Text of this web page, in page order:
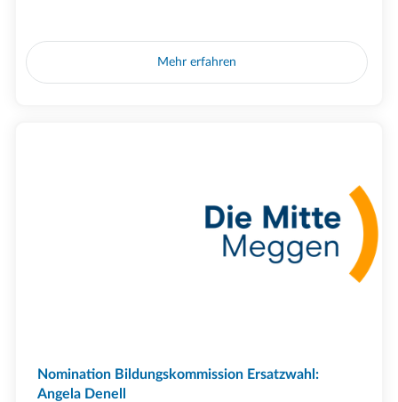
Mehr erfahren
Nomination Bildungskommission Ersatzwahl:
Angela Denell